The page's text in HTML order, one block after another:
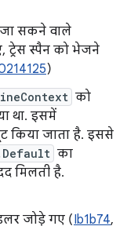
सकने वाले
ट्रेस स्पैन को भेजने
)
को
था. इसमें
किया जाता है. इससे
का
मिलती है.
जोड़े गए (Ib1b74,